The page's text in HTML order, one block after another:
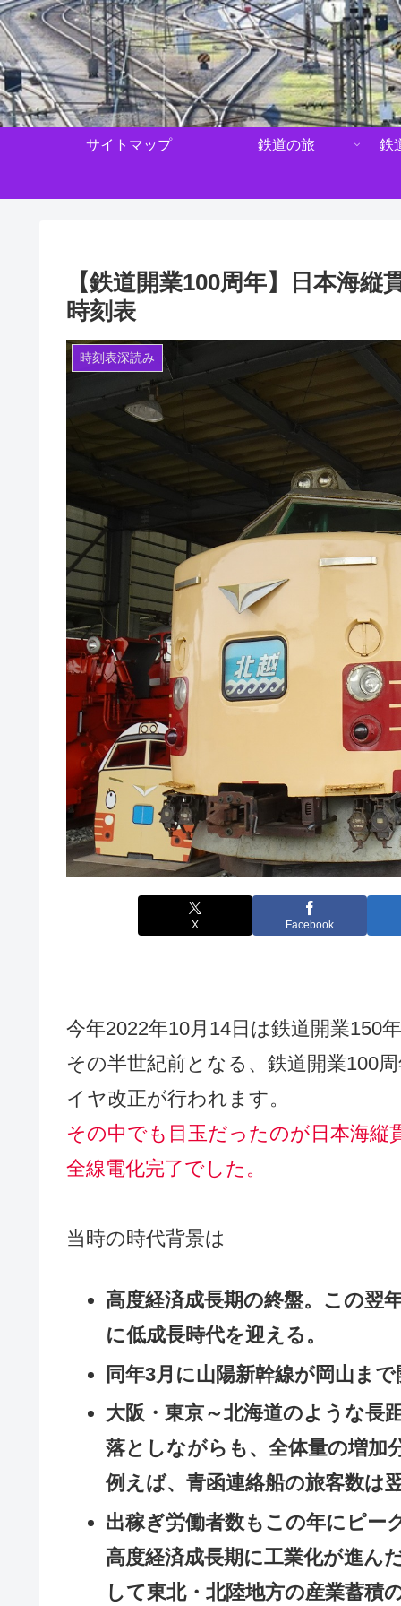
サイトマップ 鉄道の旅 鉄
【鉄道開業100周年】日本海
時刻表
時刻表深読み
X Facebook
今年2022年10月14日は鉄道開業150
その半世紀前となる、鉄道開業100
イヤ改正が行われます。
その中でも目玉だったのが日本海縦
全線電化完了でした。
当時の時代背景は
高度経済成長期の終盤。この翌
に低成長時代を迎える。
同年3月に山陽新幹線が岡山ま
大阪・東京～北海道のような長
落としながらも、全体量の増加
例えば、青函連絡船の旅客数は
出稼ぎ労働者数もこの年にピー
高度経済成長期に工業化が進ん
して東北・北陸地方の産業蓄積